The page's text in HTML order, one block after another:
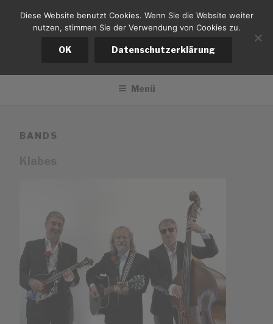
Inhalt
tiefsaiter
Bernd Kistemann
Menü
BANDS
Diese Website benutzt Cookies. Wenn Sie die Website weiter
nutzen, stimmen Sie der Verwendung von Cookies zu.
OK Datenschutzerklärung